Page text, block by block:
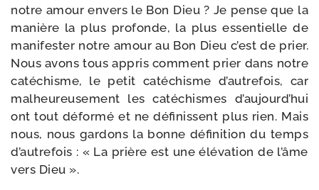
notre amour envers le Bon Dieu ? Je pense que la
manière la plus pro­fonde, la plus essen­tielle de
mani­fes­ter notre amour au Bon Dieu c’est de prier.
Nous avons tous appris com­ment prier dans notre
caté­chisme, le petit caté­chisme d’autrefois, car
mal­heu­reu­se­ment les caté­chismes d’aujourd’hui
ont tout défor­mé et ne défi­nissent plus rien. Mais
nous, nous gar­dons la bonne défi­ni­tion du temps
d’autrefois : « La prière est une élé­va­tion de l’âme
vers Dieu ».